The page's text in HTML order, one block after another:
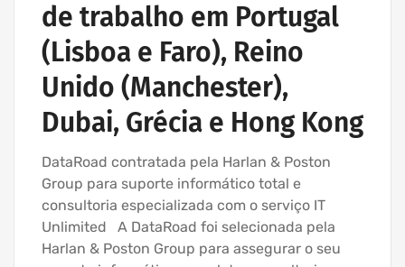
de trabalho em Portugal
(Lisboa e Faro), Reino
Unido (Manchester),
Dubai, Grécia e Hong Kong
DataRoad contratada pela Harlan & Poston
Group para suporte informático total e
consultoria especializada com o serviço IT
Unlimited A DataRoad foi selecionada pela
Harlan & Poston Group para assegurar o seu